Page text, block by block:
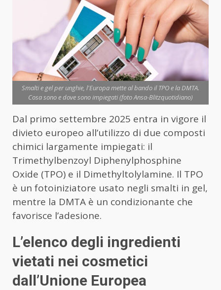
Smalti e gel per unghie, l'Europa mette al bando il TPO e la DMTA.
Cosa sono e dove sono impiegati (foto Ansa-Blitzquotidiano)
Dal primo settembre 2025 entra in vigore il
divieto europeo all’utilizzo di due composti
chimici largamente impiegati: il
Trimethylbenzoyl Diphenylphosphine
Oxide (TPO) e il Dimethyltolylamine. Il TPO
è un fotoiniziatore usato negli smalti in gel,
mentre la DMTA è un condizionante che
favorisce l’adesione.
L’elenco degli ingredienti
vietati nei cosmetici
dall’Unione Europea